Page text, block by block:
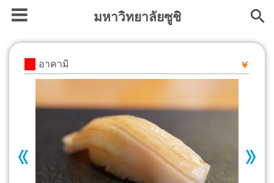
มหาวิทยาลัยซูชิ
อาคามิ